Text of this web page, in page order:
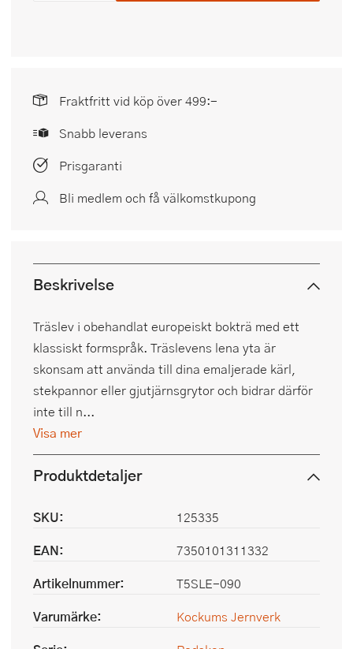
Fraktfritt vid köp över 499:-
Snabb leverans
Prisgaranti
Bli medlem och få välkomstkupong
Beskrivelse
Träslev i obehandlat europeiskt bokträ med ett
klassiskt formspråk. Träslevens lena yta är
skonsam att använda till dina emaljerade kärl,
stekpannor eller gjutjärnsgrytor och bidrar därför
inte till n...
Visa mer
Produktdetaljer
SKU:
125335
EAN:
7350101311332
Artikelnummer:
T5SLE-090
Varumärke:
Kockums Jernverk